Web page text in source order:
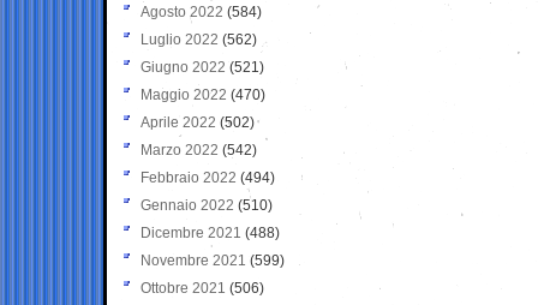
Agosto 2022 (584)
Luglio 2022 (562)
Giugno 2022 (521)
Maggio 2022 (470)
Aprile 2022 (502)
Marzo 2022 (542)
Febbraio 2022 (494)
Gennaio 2022 (510)
Dicembre 2021 (488)
Novembre 2021 (599)
Ottobre 2021 (506)